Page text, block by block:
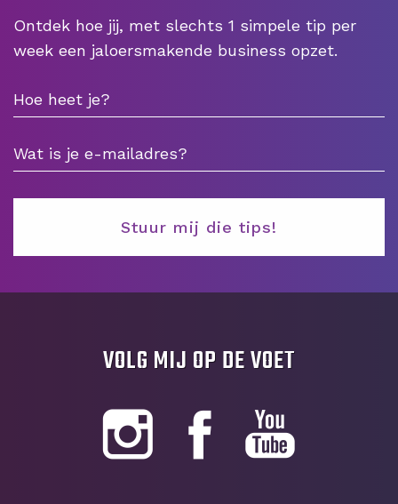
Ontdek hoe jij, met slechts 1 simpele tip per
week een jaloersmakende business opzet.
VOLG MIJ OP DE VOET